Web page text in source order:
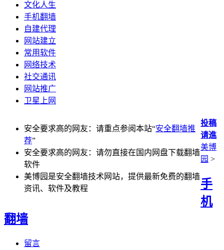
文化人生
手机翻墙
自建代理
网站建立
常用软件
网络技术
社交通讯
网站推广
卫星上网
安全要求高的网友：请重点参阅本站“安全翻墙推
荐”
安全要求高的网友：请勿直接在国内网盘下载翻墙
软件
美博园是安全翻墙技术网站，提供最新免费的翻墙
资讯、软件及教程
投稿
请進
美博
园 >
手
机
翻墙
留言